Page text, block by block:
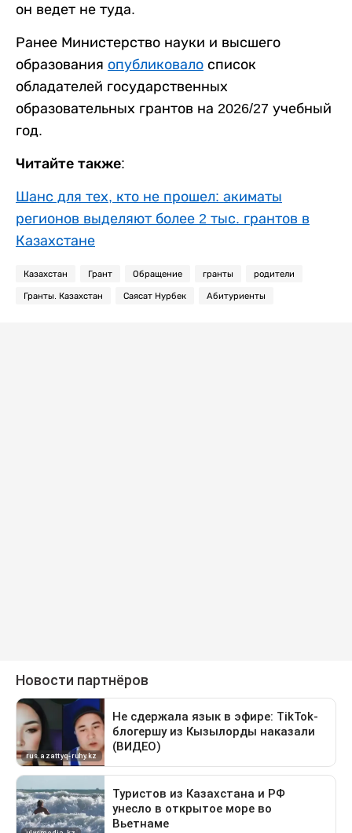
он ведет не туда.
Ранее Министерство науки и высшего
образования опубликовало список
обладателей государственных
образовательных грантов на 2026/27 учебный
год.
Читайте также:
Шанс для тех, кто не прошел: акиматы
регионов выделяют более 2 тыс. грантов в
Казахстане
Казахстан Грант Обращение гранты родители
Гранты. Казахстан Саясат Нурбек Абитуриенты